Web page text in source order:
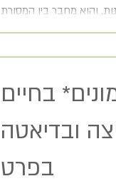
והוא מחבר בין המסורת
בחיים
בכלל, בריצה ובדיאטה
בפרט